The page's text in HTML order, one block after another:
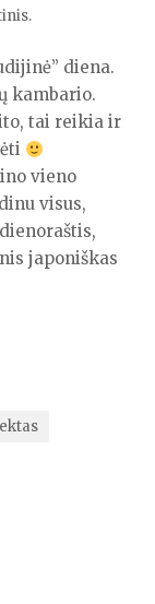
diena.
kambario.
tai reikia ir
vieno
visus,
japoniškas